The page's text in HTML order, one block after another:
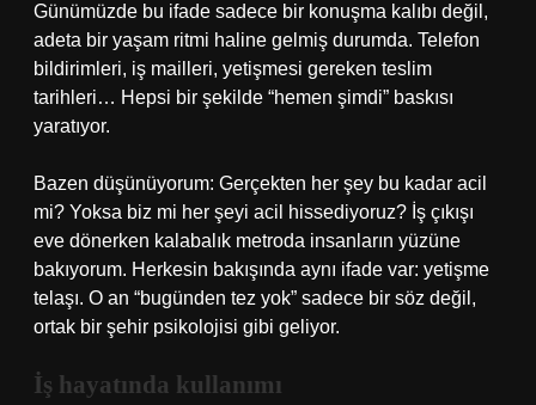
Günümüzde bu ifade sadece bir konuşma kalıbı değil,
adeta bir yaşam ritmi haline gelmiş durumda. Telefon
bildirimleri, iş mailleri, yetişmesi gereken teslim
tarihleri… Hepsi bir şekilde “hemen şimdi” baskısı
yaratıyor.
Bazen düşünüyorum: Gerçekten her şey bu kadar acil
mi? Yoksa biz mi her şeyi acil hissediyoruz? İş çıkışı
eve dönerken kalabalık metroda insanların yüzüne
bakıyorum. Herkesin bakışında aynı ifade var: yetişme
telaşı. O an “bugünden tez yok” sadece bir söz değil,
ortak bir şehir psikolojisi gibi geliyor.
İş hayatında kullanımı